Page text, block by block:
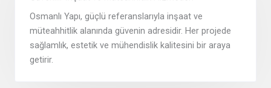
Osmanlı Yapı, güçlü referanslarıyla inşaat ve
müteahhitlik alanında güvenin adresidir. Her projede
sağlamlık, estetik ve mühendislik kalitesini bir araya
getirir.